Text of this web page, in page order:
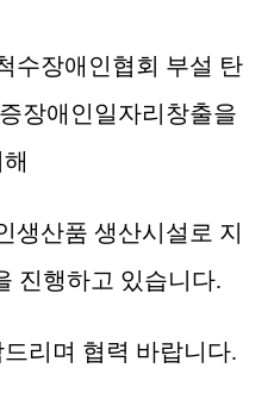
수장애인협회 부설 탄
장애인일자리창출을
생산품 생산시설로 지
진행하고 있습니다.
리며 협력 바랍니다.